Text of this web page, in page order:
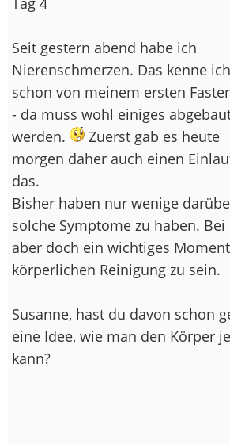
Seit gestern abend habe ich
Nierenschmerzen. Das kenne ich
schon von meinem ersten
- da muss wohl einiges
werden.
Zuerst gab es heute
morgen daher auch einen
das.
Bisher haben nur wenige
solche Symptome zu haben.
aber doch ein wichtiges
körperlichen Reinigung zu sein.
Susanne, hast du davon schon
eine Idee, wie man den Körper
kann?